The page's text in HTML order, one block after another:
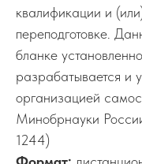
квалификации и
переподготовке.
бланке
разрабатывается и
организацией
Минобрнауки
1244)